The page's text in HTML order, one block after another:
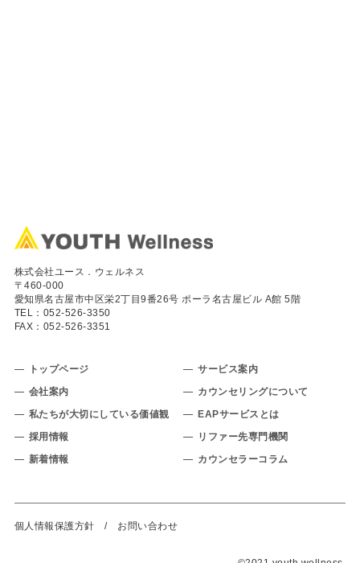
トップページ
サービス案内
会社案内
カウンセリングについて
私たちが大切にしている価値観
EAPサービスとは
採用情報
リファー先専門機関
新着情報
カウンセラーコラム
株式会社ユース．ウェルネス
〒460-000
愛知県名古屋市中区栄2丁目9番26号 ポーラ名古屋ビル A館 5階
TEL： 052-526-3350
FAX：052-526-3351
個人情報保護方針 / お問い合わせ